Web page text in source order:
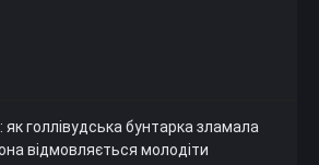
голлівудська бунтарка зламала
відмовляється молодіти